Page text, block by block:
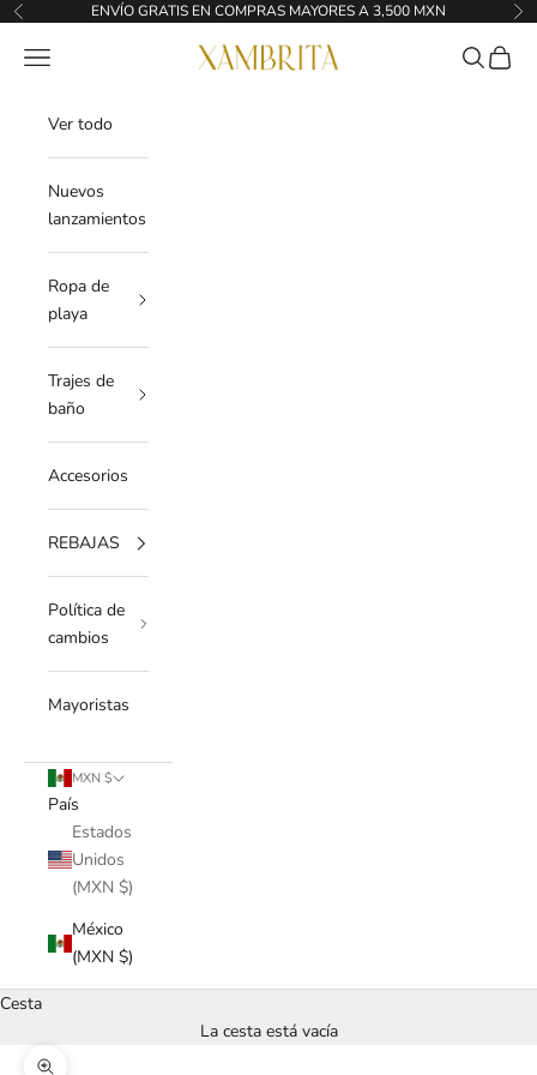
Ir al contenido
Anterior ENVÍO GRATIS EN COMPRAS MAYORES A 3,500 MXN
Xambrita
Menú Buscar
Cesta
Ver todo
Nuevos
lanzamientos
Ropa de
playa
Trajes de
baño
Accesorios
REBAJAS
Política de
cambios
Mayoristas
MXN $
País
Estados
Unidos
(MXN $)
México
(MXN $)
Cesta
La cesta está vacía